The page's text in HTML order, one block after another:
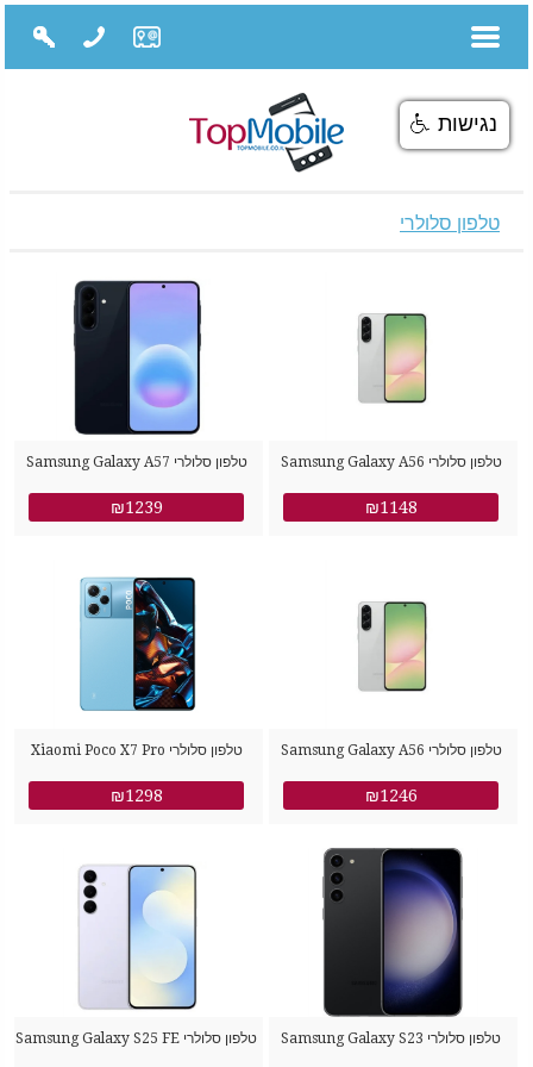
טלפון סלולרי
טלפון סלולרי Samsung Galaxy A56
SM-A566B/DS 128GB 8GB RAM
₪1148
טלפון סלולרי Samsung Galaxy A57
SM-A576B/DS 256GB 8GB RAM
₪1239
טלפון סלולרי Samsung Galaxy A56
SM-A566B/DS 256GB 8GB RAM
₪1246
טלפון סלולרי Xiaomi Poco X7 Pro
512GB 12GB RAM שיאומי
₪1298
טלפון סלולרי Samsung Galaxy S23 טלפון סלולרי Samsung Galaxy S25 FE
נגישות